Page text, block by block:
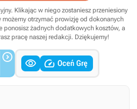
Klikając w niego zostaniesz przeniesiony
możemy otrzymać prowizję od dokonanych
ponosisz żadnych dodatkowych kosztów, a
pracę naszej redakcji. Dziękujemy!
   Oceń Grę